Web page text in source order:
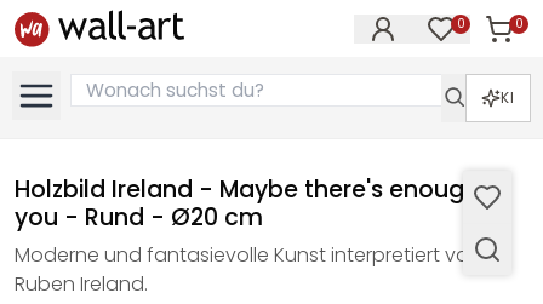
0 0
KI
Holzbild Ireland - Maybe there's enough to
you - Rund - Ø20 cm
Moderne und fantasievolle Kunst interpretiert von
Ruben Ireland.